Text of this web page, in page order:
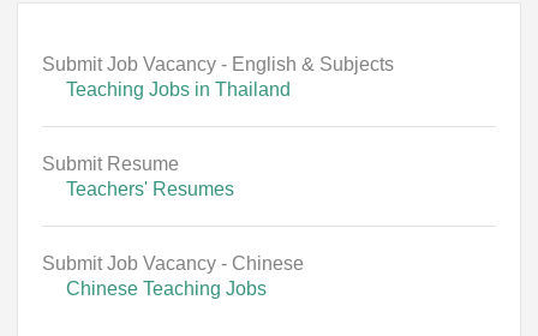
Submit Job Vacancy - English & Subjects
Teaching Jobs in Thailand
Submit Resume
Teachers' Resumes
Submit Job Vacancy - Chinese
Chinese Teaching Jobs